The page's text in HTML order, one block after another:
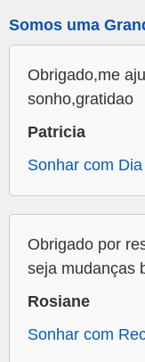
Somos uma
Obrigado,me
sonho,gratidao
Patricia
Sonhar com
Obrigado por
seja mudanças
Rosiane
Sonhar com